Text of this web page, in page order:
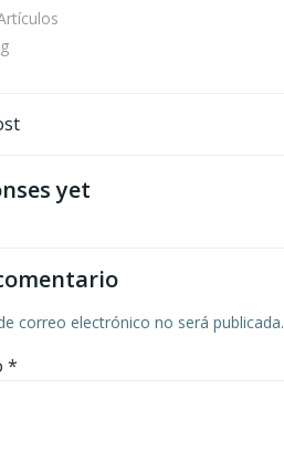
yet
correo electrónico no será publicada.
*